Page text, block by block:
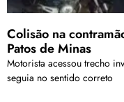
Colisão na
Patos de Minas
Motorista acessou trecho
seguia no sentido correto